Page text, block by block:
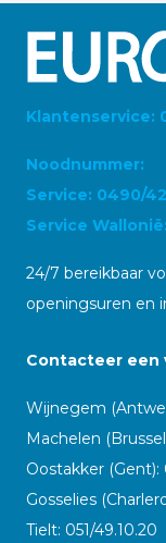
Klantenservice:
Noodnummer:
Service: 0490/
Service
24/7 bereikbaar
openingsuren en
Contacteer een
Wijnegem
Machelen
Oostakker (Gent):
Gosselies
Tielt: 051/49.10.20